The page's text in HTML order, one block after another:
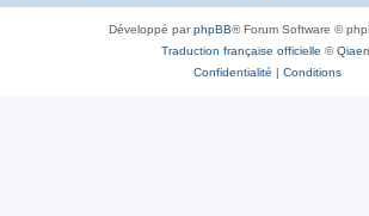
Développé parphpBB® Forum Software ©
Traduction française officielle ©
Confidentialité | Conditions